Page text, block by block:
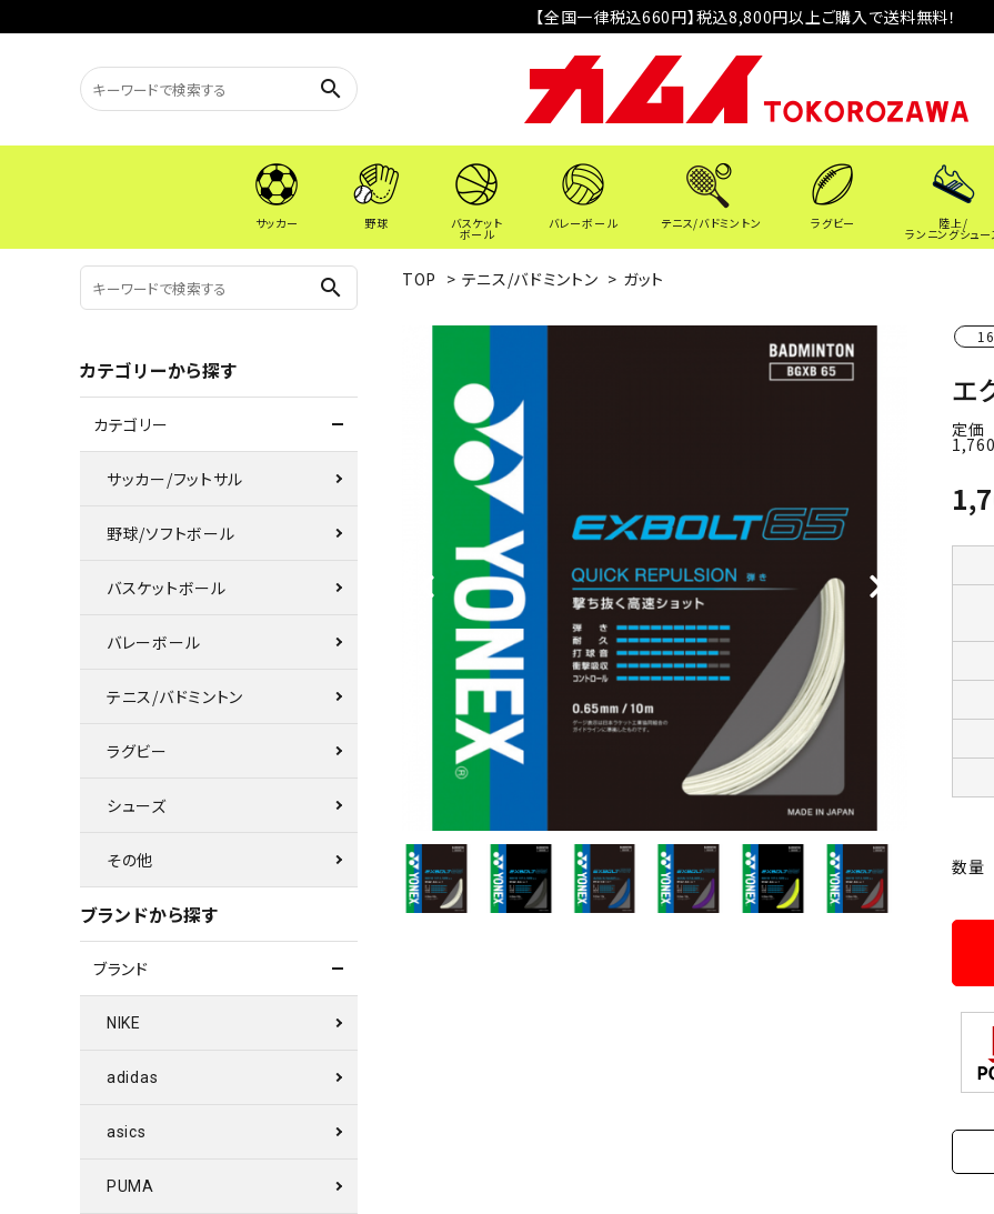
【全国一律税込660円】税込8,800円以上ご購入で送料無料！
search
サッカー 野球 バスケット
ボール
バレーボール テニス/バドミントン ラグビー 陸上/
ランニングシュー
TOP > テニス/バドミントン > ガット
エ
定価
数量
search
カテゴリーから探す
カテゴリー
サッカー/フットサル
野球/ソフトボール
バスケットボール
バレーボール
テニス/バドミントン
ラグビー
シューズ
その他
ブランドから探す
ブランド
NIKE
adidas
asics
PUMA